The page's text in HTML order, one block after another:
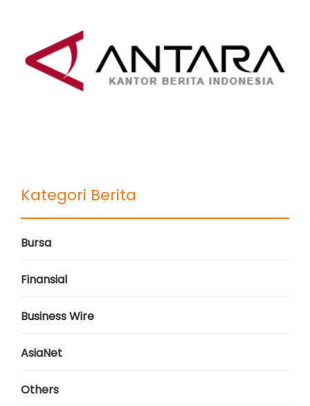
Kategori Berita
Bursa
Finansial
Business Wire
AsiaNet
Others